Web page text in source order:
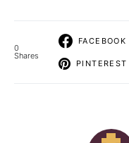
0
Shares
FACEBOOK
PINTEREST